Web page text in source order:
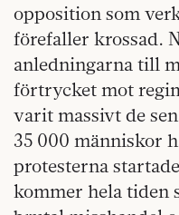
opposition som
förefaller krossad.
anledningarna till
förtrycket mot
varit massivt de
35 000 människor
protesterna
kommer hela tiden